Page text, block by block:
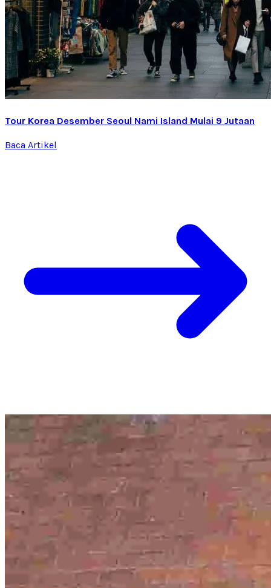
Tour Korea Desember Seoul Nami Island Mulai 9 Jutaan
Baca Artikel